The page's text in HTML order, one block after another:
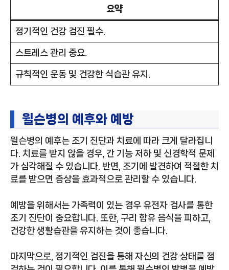
요약
정기적인 건강 검진 필수.
스트레스 관리 중요.
규칙적인 운동 및 건강한 식습관 유지.
윌슨병의 예후와 예방
윌슨병의 예후는 조기 진단과 치료에 따라 크게 달라집니
다. 치료를 받지 않을 경우, 간 기능 저하 및 신경학적 문제
가 심각해질 수 있습니다. 반면, 조기에 발견하여 적절한 치
료를 받으면 증상을 효과적으로 관리할 수 있습니다.
예방을 위해서는 가족력이 있는 경우 유전자 검사를 통한
조기 진단이 중요합니다. 또한, 구리 함유 음식을 피하고,
건강한 생활습관을 유지하는 것이 좋습니다.
마지막으로, 정기적인 검진을 통해 자신의 건강 상태를 점